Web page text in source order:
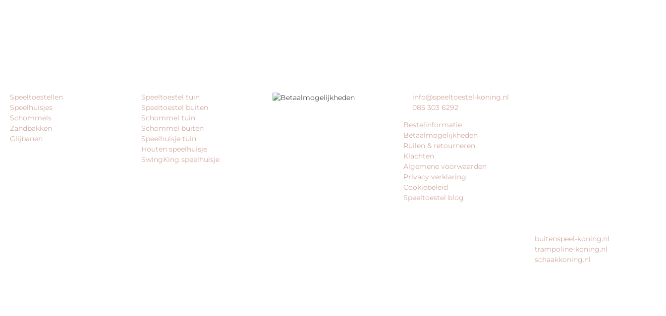
Speeltoestellen
Speelhuisjes
Schommels
Zandbakken
Glijbanen
Speeltoestel tuin
Speeltoestel buiten
Schommel tuin
Schommel buiten
Speelhuisje tuin
Houten speelhuisje
SwingKing speelhuisje
info@speeltoestel-koning.nl
085 303 6292
Bestelinformatie
Betaalmogelijkheden
Ruilen & retourneren
Klachten
Algemene voorwaarden
Privacy verklaring
Cookiebeleid
Speeltoestel blog
buitenspeel-koning.nl
trampoline-koning.nl
schaakkoning.nl